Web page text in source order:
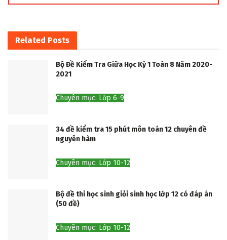
Related Posts
Bộ Đề Kiểm Tra Giữa Học Kỳ 1 Toán 8 Năm 2020-
2021
Chuyên mục: Lớp 6-9
34 đề kiểm tra 15 phút môn toán 12 chuyên đề
nguyên hàm
Chuyên mục: Lớp 10-12
Bộ đề thi học sinh giỏi sinh học lớp 12 có đáp án
(50 đề)
Chuyên mục: Lớp 10-12